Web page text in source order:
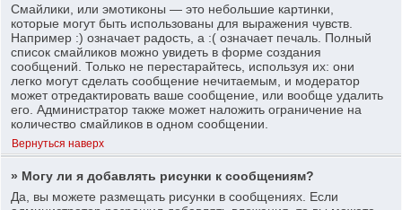
Смайлики, или эмотиконы — это небольшие картинки,
которые могут быть использованы для выражения чувств.
Например :) означает радость, а :( означает печаль. Полный
список смайликов можно увидеть в форме создания
сообщений. Только не перестарайтесь, используя их: они
легко могут сделать сообщение нечитаемым, и модератор
может отредактировать ваше сообщение, или вообще удалить
его. Администратор также может наложить ограничение на
количество смайликов в одном сообщении.
Вернуться наверх
» Могу ли я добавлять рисунки к сообщениям?
Да, вы можете размещать рисунки в сообщениях. Если